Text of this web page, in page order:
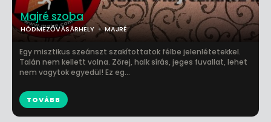
Majré szoba
HÓDMEZŐVÁSÁRHELY MAJRÉ
Egy misztikus szeánszt szakítottatok félbe jelenlétetekkel.
Talán nem kellett volna. Zörej, halk sírás, jeges fuvallat, lehet
nem vagytok egyedül! Ez eg...
TOVÁBB